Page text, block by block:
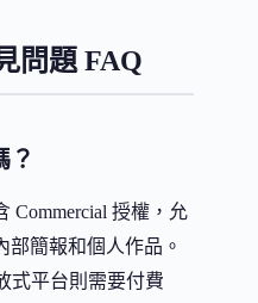
問題 FAQ
？
Commercial 授權，允
簡報和個人作品。
式平台則需要付費